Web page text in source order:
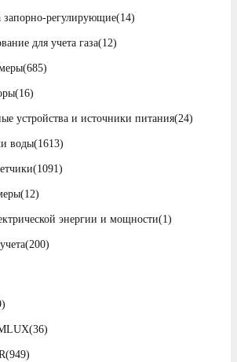
запорно-регулирующие(14)
для учета газа(12)
(685)
(16)
устройства и источники питания(24)
воды(1613)
(1091)
(12)
энергии и мощности(1)
(200)
(36)
(949)